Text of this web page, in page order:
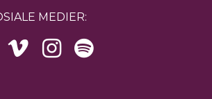
MEDIER: